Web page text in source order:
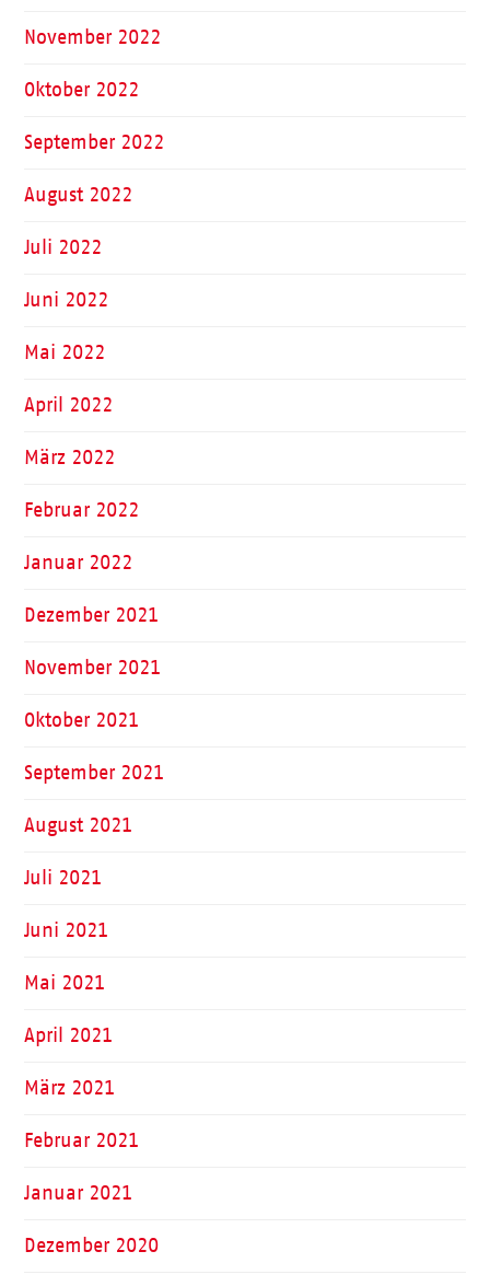
November 2022
Oktober 2022
September 2022
August 2022
Juli 2022
Juni 2022
Mai 2022
April 2022
März 2022
Februar 2022
Januar 2022
Dezember 2021
November 2021
Oktober 2021
September 2021
August 2021
Juli 2021
Juni 2021
Mai 2021
April 2021
März 2021
Februar 2021
Januar 2021
Dezember 2020